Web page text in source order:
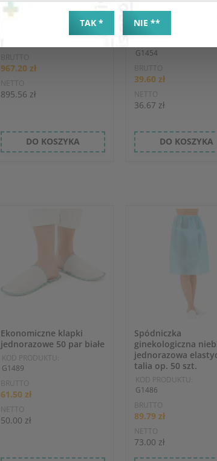
TAK * NIE **
Rozwieracz powłok
brzusznych Gosset
967.20 zł
NETTO
895.56 zł
DO KOSZYKA
pojedynczych serwet
33x46cm różowy
G1454
39.60 zł
NETTO
36.67 zł
DO KOSZYKA
Ekonomiczne klapki
jednorazowe 50 par białe
KOD PRODUKTU:
G1489
BRUTTO
61.50 zł
NETTO
50.00 zł
Spódniczka
ginekologiczna
jednorazowa
talia op. 50 szt.
KOD PRODUKTU:
G1486
BRUTTO
89.79 zł
NETTO
73.00 zł